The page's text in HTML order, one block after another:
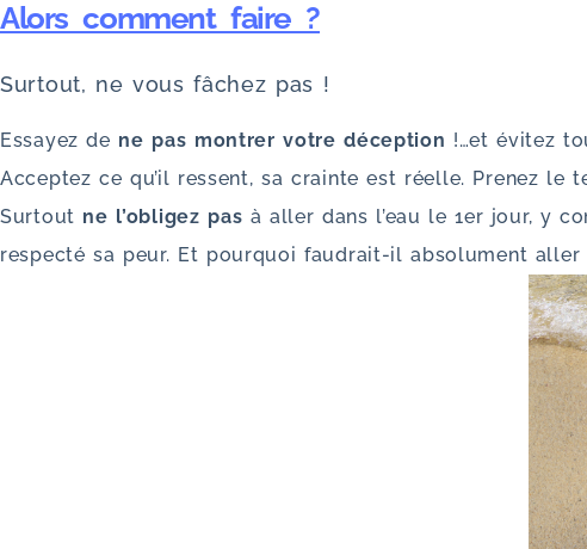
Alors comment faire ?
Surtout, ne vous fâchez pas !
Essayez de ne pas montrer votre déception !…et évitez
Acceptez ce qu’il ressent, sa crainte est réelle. Prenez le
Surtout ne l’obligez pas à aller dans l’eau le 1er jour, y
respecté sa peur. Et pourquoi faudrait-il absolument